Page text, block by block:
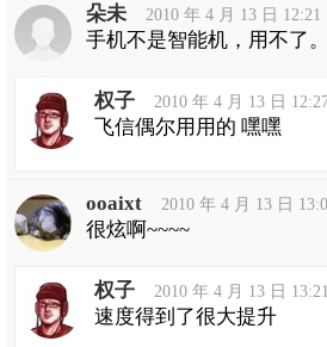
导
航
朵未 2010 年 4 月 13 日 12:21
手机不是智能机，用不了
权子 2010 年 4 月 13 日
飞信偶尔用用的 嘿嘿
ooaixt 2010 年 4 月 13 日
很炫啊~~~~
权子 2010 年 4 月 13 日 13:21
速度得到了很大提升